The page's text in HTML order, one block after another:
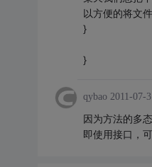
以方便的将文
}
}
qybao 2011-07-
因为方法的多
即使用接口，